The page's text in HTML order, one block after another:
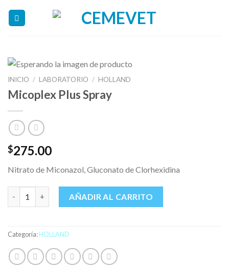
INICIO / LABORATORIO / HOLLAND
Micoplex Plus Spray
$275.00
Nitrato de Miconazol, Gluconato de Clorhexidina
Micoplex Plus Spray cantidadAÑADIR AL CARRITO
Categoría:HOLLAND